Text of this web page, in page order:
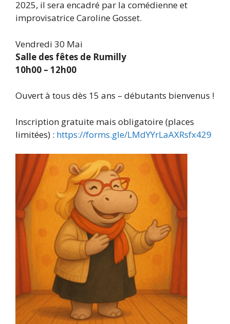
2025, il sera encadré par la comédienne et
improvisatrice Caroline Gosset.
Vendredi 30 Mai
Salle des fêtes de Rumilly
10h00 – 12h00
Ouvert à tous dès 15 ans – débutants bienvenus !
Inscription gratuite mais obligatoire (places
limitées) : https://forms.gle/LMdYYrLaAXRsfx429